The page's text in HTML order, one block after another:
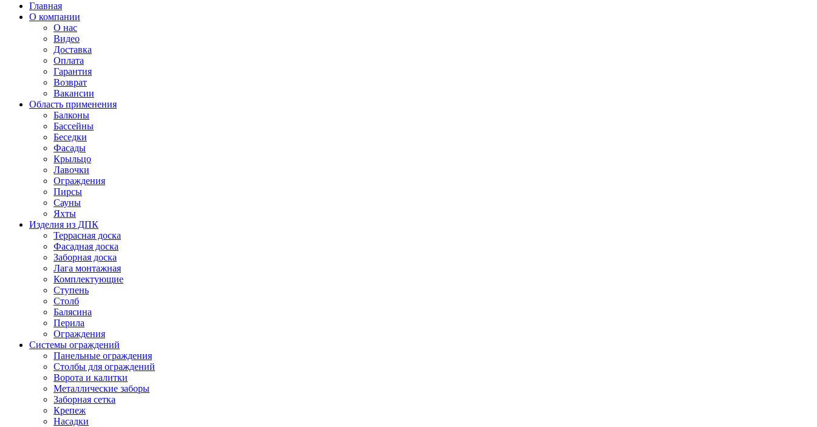
Главная
О компании
О нас
Видео
Доставка
Оплата
Гарантия
Возврат
Вакансии
Область применения
Балконы
Бассейны
Беседки
Фасады
Крыльцо
Лавочки
Ограждения
Пирсы
Сауны
Яхты
Изделия из ДПК
Террасная доска
Фасадная доска
Заборная доска
Лага монтажная
Комплектующие
Ступень
Столб
Балясина
Перила
Ограждения
Системы ограждений
Панельные ограждения
Столбы для ограждений
Ворота и калитки
Металлические заборы
Заборная сетка
Крепеж
Насадки